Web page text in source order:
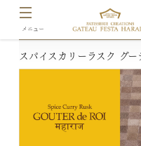
スパイスカリーラスク グ